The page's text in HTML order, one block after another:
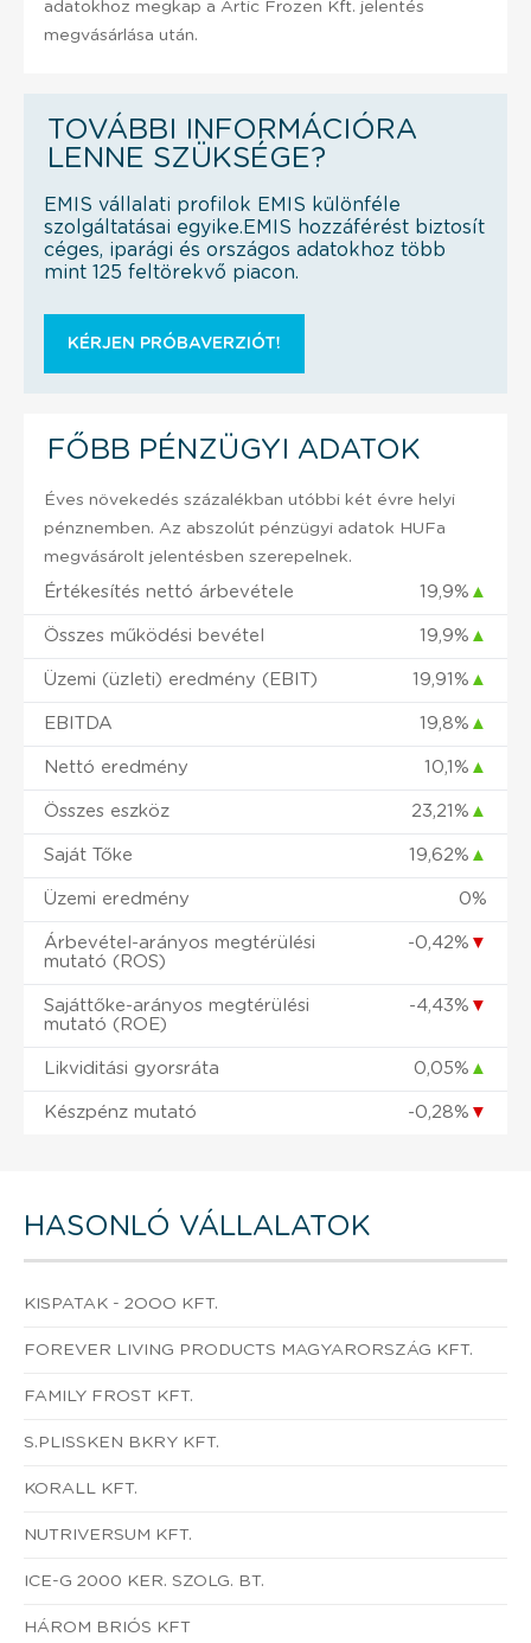
adatokhoz megkap a Artic Frozen Kft. jelentés
megvásárlása után.
TOVÁBBI INFORMÁCIÓRA
LENNE SZÜKSÉGE?
EMIS vállalati profilok EMIS különféle
szolgáltatásai egyike.EMIS hozzáférést biztosít
céges, iparági és országos adatokhoz több
mint 125 feltörekvő piacon.
KÉRJEN PRÓBAVERZIÓT!
FŐBB PÉNZÜGYI ADATOK
Éves növekedés százalékban utóbbi két évre helyi
pénznemben. Az abszolút pénzügyi adatok HUFa
megvásárolt jelentésben szerepelnek.
Értékesítés nettó árbevétele 19,9% ▲
Összes működési bevétel 19,9% ▲
Üzemi (üzleti) eredmény (EBIT) 19,91% ▲
EBITDA 19,8% ▲
Nettó eredmény 10,1% ▲
Összes eszköz 23,21% ▲
Saját Tőke 19,62% ▲
Üzemi eredmény 0%
Árbevétel-arányos megtérülési
mutató (ROS)
-0,42% ▼
Sajáttőke-arányos megtérülési
mutató (ROE)
-4,43% ▼
Likviditási gyorsráta 0,05% ▲
Készpénz mutató -0,28% ▼
HASONLÓ VÁLLALATOK
KISPATAK - 2OOO KFT.
FOREVER LIVING PRODUCTS MAGYARORSZÁG KFT.
FAMILY FROST KFT.
S.PLISSKEN BKRY KFT.
KORALL KFT.
NUTRIVERSUM KFT.
ICE-G 2000 KER. SZOLG. BT.
HÁROM BRIÓS KFT